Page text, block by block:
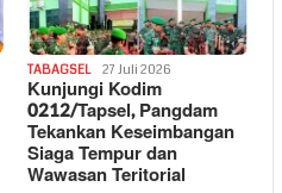
TABAGSEL 27 Juli 2026
Kunjungi Kodim
0212/Tapsel, Pangdam
Tekankan Keseimbangan
Siaga Tempur dan
Wawasan Teritorial